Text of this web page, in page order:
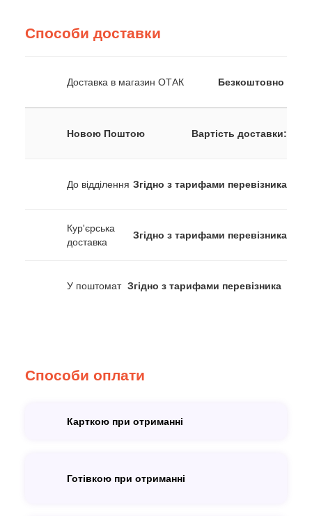
Способи доставки
Доставка в магазин ОТАК Безкоштовно
Новою Поштою Вартість доставки:
До відділення Згідно з тарифами перевізника
Кур'єрська
доставка
Згідно з тарифами перевізника
У поштомат Згідно з тарифами перевізника
Способи оплати
Карткою при отриманні
Готівкою при отриманні